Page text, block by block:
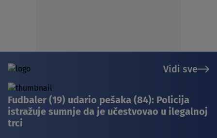
Vidi sve
Fudbaler (19) udario pešaka (84): Policija
istražuje sumnje da je učestvovao u ilegalnoj
trci